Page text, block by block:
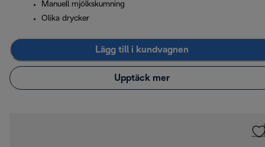
Manuell mjölkskumning
Olika drycker
Lägg till i kundvagnen
Upptäck mer